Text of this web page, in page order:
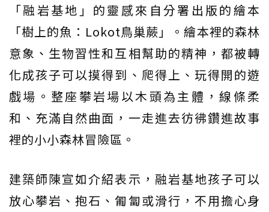
「融岩基地」的靈感來自分署出版的繪本
「樹上的魚：Lokot鳥巢蕨」。繪本裡的森林
意象、生物習性和互相幫助的精神，都被轉
化成孩子可以摸得到、爬得上、玩得開的遊
戲場。整座攀岩場以木頭為主體，線條柔
和、充滿自然曲面，一走進去彷彿鑽進故事
裡的小小森林冒險區。
建築師陳宣如介紹表示，融岩基地孩子可以
放心攀岩、抱石、匍匐或滑行，不用擔心身